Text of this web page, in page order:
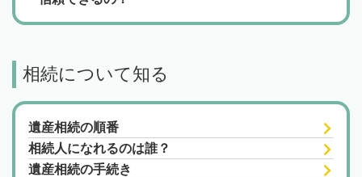
相続について知る
遺産相続の順番
相続人になれるのは誰？
遺産相続の手続き